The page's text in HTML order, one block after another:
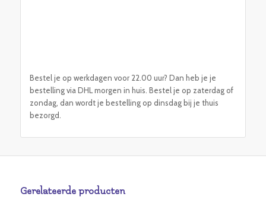
Bestel je op werkdagen voor 22.00 uur? Dan heb je je
bestelling via DHL morgen in huis. Bestel je op zaterdag of
zondag, dan wordt je bestelling op dinsdag bij je thuis
bezorgd.
Gerelateerde producten